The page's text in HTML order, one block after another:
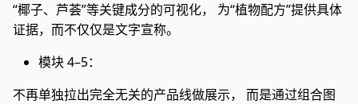
“椰子、芦荟”等关键成分的可视化， 为“植物配方”提供具体
证据，而不仅仅是文字宣称。
模块 4–5：
不再单独拉出完全无关的产品线做展示， 而是通过组合图